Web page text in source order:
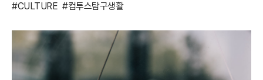
#CULTURE #컴투스탐구생활